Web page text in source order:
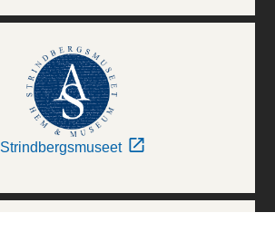
Strindbergsmuseet